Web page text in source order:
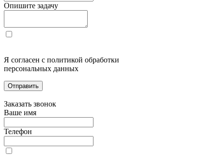
Опишите задачу
Я согласен с политикой обработки
персональных данных
Отправить
Заказать звонок
Ваше имя
Телефон